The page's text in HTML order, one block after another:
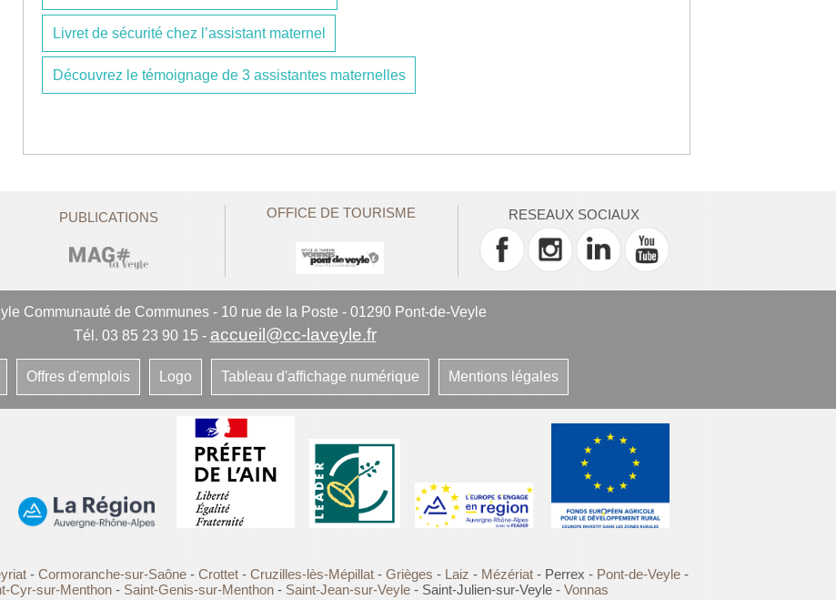
Livret de sécurité chez l’assistant maternel
Découvrez le témoignage de 3 assistantes maternelles
PUBLICATIONS OFFICE DE TOURISME RESEAUX SOCIAUX
Communauté de Communes- 10 rue de la Poste - 01290 Pont-de-Veyle
Tél. 03 85 23 90 15 - accueil@cc-laveyle.fr
Offres d'emplois Logo Tableau d'affichage numérique Mentions légales
- Cormoranche-sur-Saône- Crottet - Cruzilles-lès-Mépillat- Grièges - Laiz - Mézériat- Perrex - Pont-de-Veyle-
Cyr-sur-Menthon - Saint-Genis-sur-Menthon - Saint-Jean-sur-Veyle - Saint-Julien-sur-Veyle - Vonnas